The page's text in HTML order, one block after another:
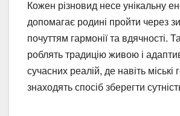
Кожен різновид несе унікальну
допомагає родині пройти через
почуттям гармонії та вдячності.
роблять традицію живою і
сучасних реалій, де навіть міські
знаходять спосіб зберегти